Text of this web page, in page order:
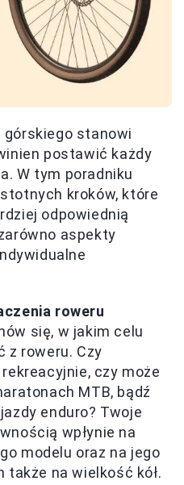
górskiego stanowi
postawić każdy
W tym poradniku
kroków, które
odpowiednią
aspekty
roweru
się, w jakim celu
z roweru. Czy
czy może
MTB, bądź
enduro? Twoje
wpłynie na
modelu oraz na jego
na wielkość kół.